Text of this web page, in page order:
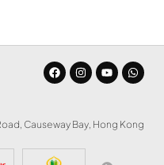
Causeway Bay, Hong Kong